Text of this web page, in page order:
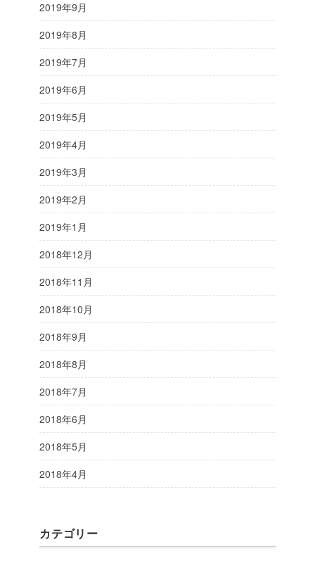
2019年9月
2019年8月
2019年7月
2019年6月
2019年5月
2019年4月
2019年3月
2019年2月
2019年1月
2018年12月
2018年11月
2018年10月
2018年9月
2018年8月
2018年7月
2018年6月
2018年5月
2018年4月
カテゴリー